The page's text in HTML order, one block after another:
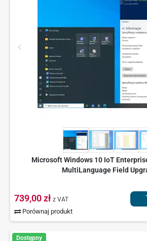
Microsoft Windows 10 IoT
MultiLanguage Field
739,00 zł z VAT
Porównaj produkt
Dostępny